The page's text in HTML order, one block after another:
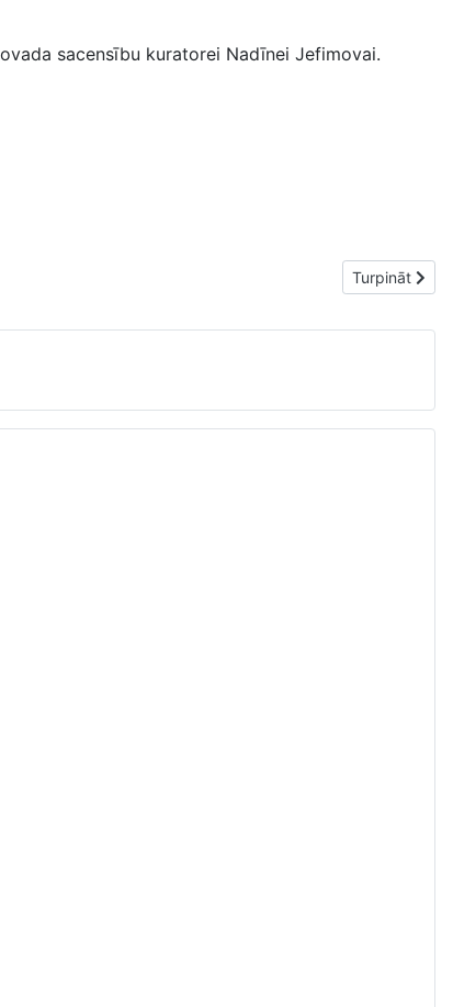
sacensību kuratorei Nadīnei Jefimovai.
Nākamais
Turpināt